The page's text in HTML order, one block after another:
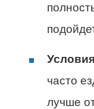
часто
лучше